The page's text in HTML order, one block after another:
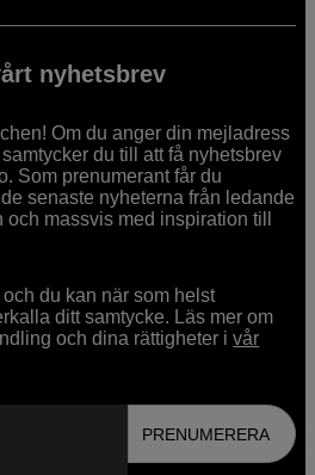
nyhetsbrev
Om du anger din mejladress
du till att få nyhetsbrev
Som prenumerant får du
senaste nyheterna från ledande
massvis med inspiration till
du kan när som helst
ditt samtycke. Läs mer om
och dina rättigheter ivår
PRENUMERERA